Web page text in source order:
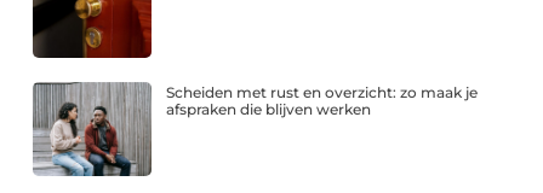
Scheiden met rust en overzicht: zo maak je
afspraken die blijven werken